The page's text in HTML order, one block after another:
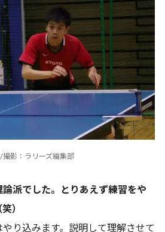
影：ラリーズ編集部
論派でした。とりあえず練習をや
）
り込みます。説明して理解させて